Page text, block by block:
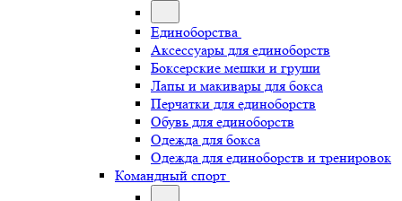
Единоборства
Аксессуары для единоборств
Боксерские мешки и груши
Лапы и макивары для бокса
Перчатки для единоборств
Обувь для единоборств
Одежда для бокса
Одежда для единоборств и тренировок
Командный спорт